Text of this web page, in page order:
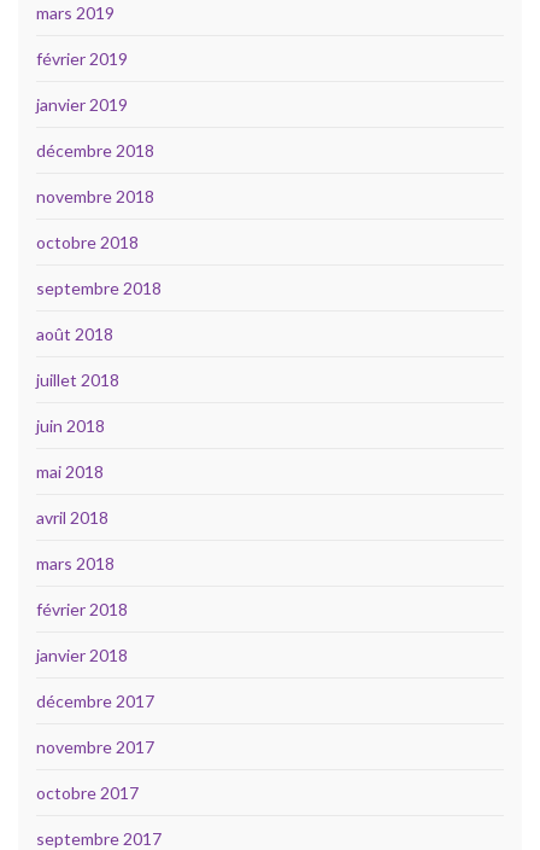
mars 2019
février 2019
janvier 2019
décembre 2018
novembre 2018
octobre 2018
septembre 2018
août 2018
juillet 2018
juin 2018
mai 2018
avril 2018
mars 2018
février 2018
janvier 2018
décembre 2017
novembre 2017
octobre 2017
septembre 2017